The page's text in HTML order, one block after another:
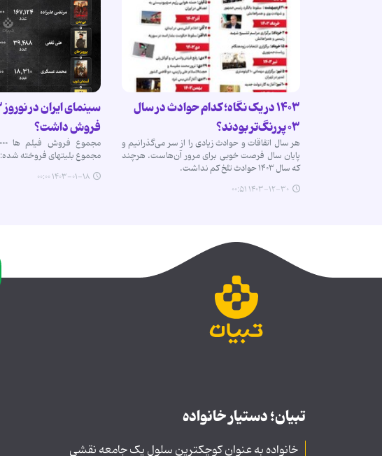
۱۴۰۳ در یک نگاه؛ کدام حوادث در سال
۰۳ پررنگ‌تر بودند؟
هر سال اتفاقات و حوادث زیادی را از سر می‌گذرانیم و
پایان سال فرصت خوبی برای مرور آن‌هاست. هرچند
که سال ۱۴۰۳ حوادث تلخ کم نداشت.
۱۴۰۳-۱۲-۳۰ ۰۰:۵۱
فروش داشت؟
مجموع بلیتهای فروخته شده: ۱,۳۸۳,۷۹۲
۱۴۰۳-۰۱-۱۸ ۰۰:۰۰
تبیان؛ دستیار خانواده
خانواده به عنوان کوچکترین سلول یک جامعه نقشی